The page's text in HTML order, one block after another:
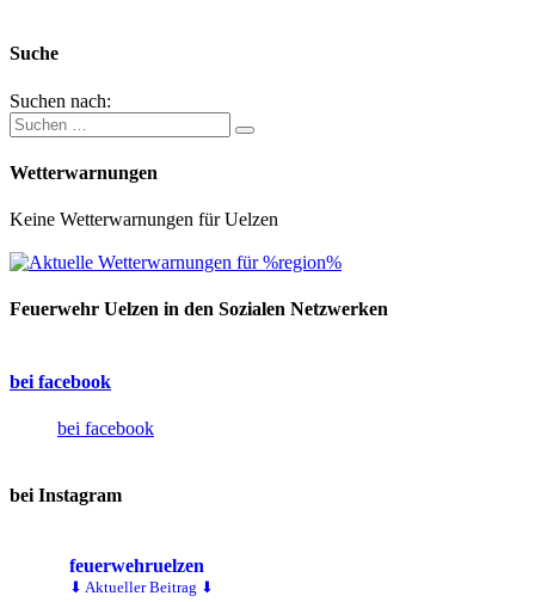
Suche
Suchen nach:
Wetterwarnungen
Keine Wetterwarnungen für Uelzen
Feuerwehr Uelzen in den Sozialen Netzwerken
bei facebook
bei facebook
bei Instagram
feuerwehruelzen
⬇ Aktueller Beitrag ⬇